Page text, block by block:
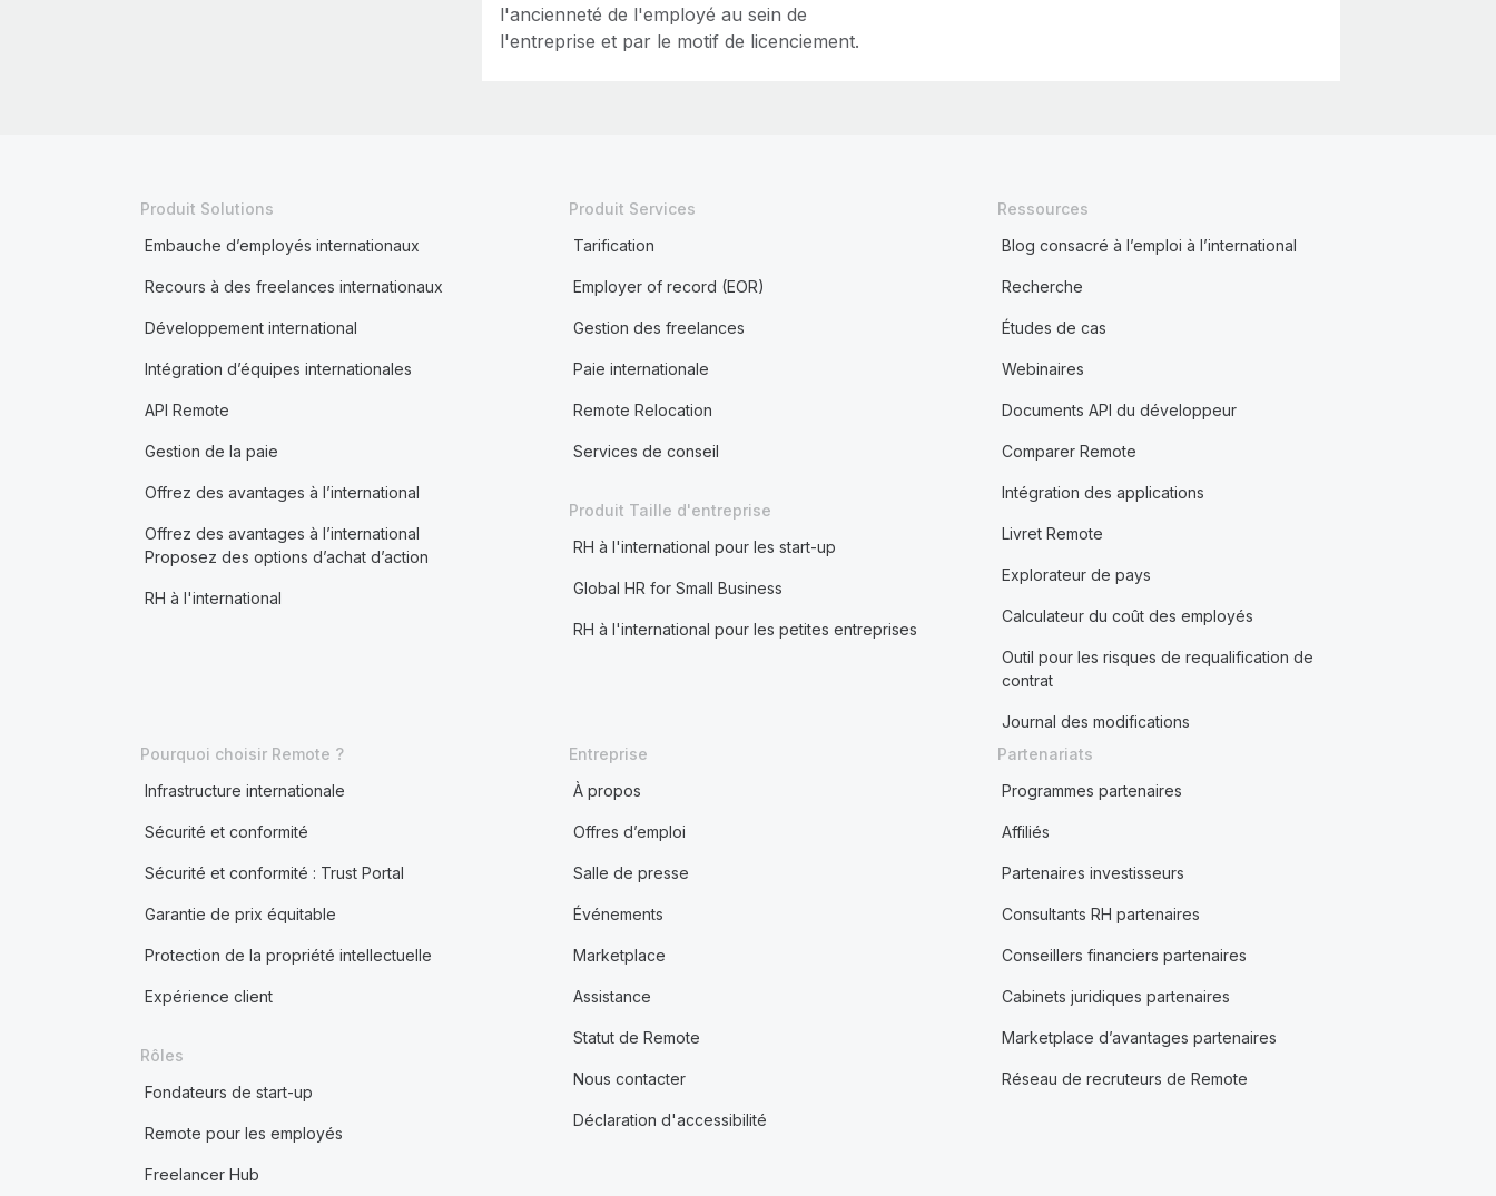
l'ancienneté de l'employé au sein de
l'entreprise et par le motif de licenciement.
Produit Solutions
Embauche d’employés internationaux
Recours à des freelances internationaux
Développement international
Intégration d’équipes internationales
API Remote
Gestion de la paie
Offrez des avantages à l’international
Offrez des avantages à l’international
Proposez des options d’achat d’action
RH à l'international
Produit Services
Tarification
Employer of record (EOR)
Gestion des freelances
Paie internationale
Remote Relocation
Services de conseil
Produit Taille d'entreprise
RH à l'international pour les start-up
Global HR for Small Business
RH à l'international pour les petites entreprises
Ressources
Blog consacré à l’emploi à l’international
Recherche
Études de cas
Webinaires
Documents API du développeur
Comparer Remote
Intégration des applications
Livret Remote
Explorateur de pays
Calculateur du coût des employés
Outil pour les risques de requalification de
contrat
Journal des modifications
Pourquoi choisir Remote ?
Infrastructure internationale
Sécurité et conformité
Sécurité et conformité : Trust Portal
Garantie de prix équitable
Protection de la propriété intellectuelle
Expérience client
Rôles
Fondateurs de start-up
Remote pour les employés
Freelancer Hub
Entreprise
À propos
Offres d’emploi
Salle de presse
Événements
Marketplace
Assistance
Statut de Remote
Nous contacter
Déclaration d'accessibilité
Partenariats
Programmes partenaires
Affiliés
Partenaires investisseurs
Consultants RH partenaires
Conseillers financiers partenaires
Cabinets juridiques partenaires
Marketplace d’avantages partenaires
Réseau de recruteurs de Remote